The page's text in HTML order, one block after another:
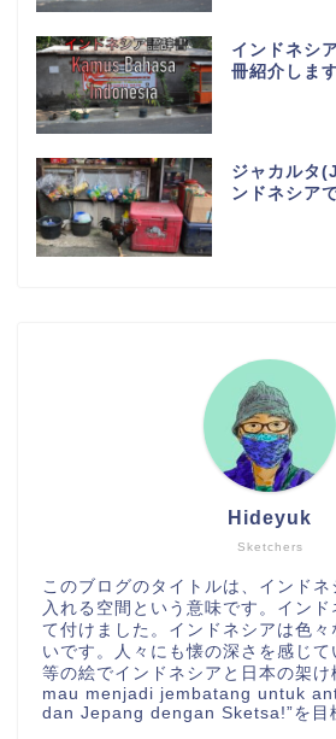
インドネシ
冊紹介しま
ジャカルタ
ンドネシア
Sketchers
Hideyuk
このブログのタイトルは、インド
入れる空間という意味です。イン
て付けました。インドネシアは色
いです。人々にも懐の深さを感じ
等の絵でインドネシアと日本の架け
mau menjadi jembatang untuk
dan Jepang dengan Sketsa!”を目